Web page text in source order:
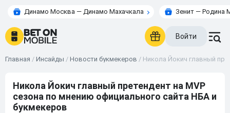
Динамо Москва — Динамо Махачкала Зенит — Родина
Войти
Главная / Инсайды / Новости букмекеров / Никола Йокич главный
Никола Йокич главный претендент на MVP
сезона по мнению официального сайта НБА и
букмекеров